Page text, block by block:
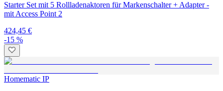
Starter Set mit 5 Rollladenaktoren für Markenschalter + Adapter -
mit Access Point 2
424,45 €
-15 %
Homematic IP